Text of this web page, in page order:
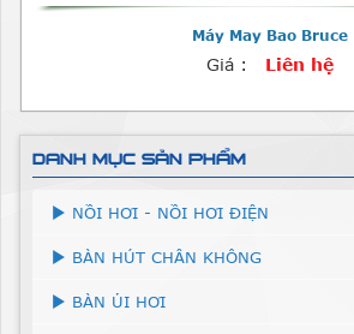
Máy May Bao Bruce
Giá : Liên hệ
DANH MỤC SẢN PHẨM
NỒI HƠI - NỒI HƠI ĐIỆN
BÀN HÚT CHÂN KHÔNG
BÀN ỦI HƠI